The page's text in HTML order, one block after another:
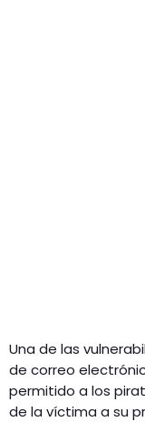
Una de las
de correo
permitido a los
de la víctima a su